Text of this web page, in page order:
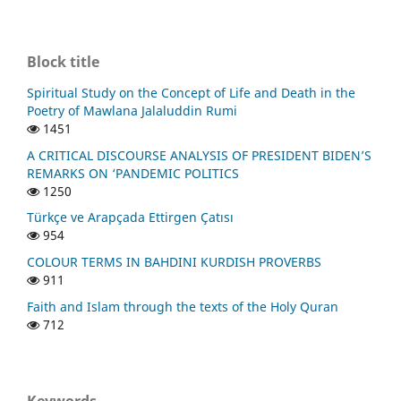
Block title
Spiritual Study on the Concept of Life and Death in the
Poetry of Mawlana Jalaluddin Rumi
1451
A CRITICAL DISCOURSE ANALYSIS OF PRESIDENT BIDEN’S
REMARKS ON ‘PANDEMIC POLITICS
1250
Türkçe ve Arapçada Ettirgen Çatısı
954
COLOUR TERMS IN BAHDINI KURDISH PROVERBS
911
Faith and Islam through the texts of the Holy Quran
712